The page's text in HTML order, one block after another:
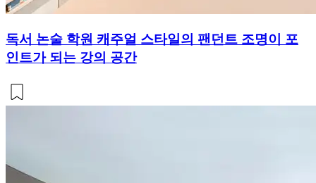
독서 논술 학원 캐주얼 스타일의 팬던트 조명이 포
인트가 되는 강의 공간